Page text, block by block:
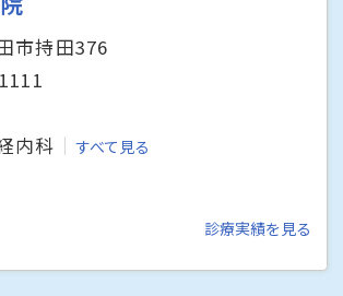
市持田376
内科 すべて見る
診療実績を見る